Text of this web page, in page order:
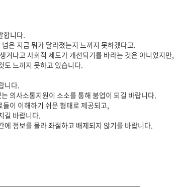
합니다.
은 지금 뭐가 달라졌는지 느끼지 못하겠다고.
겨나고 사회적 제도가 개선되기를 바라는 것은 아니었지만,
도 느끼지 못하고 있습니다.
니다.
의사소통지원이 소소를 통해 붐업이 되길 바랍니다.
이 이해하기 쉬운 형태로 제공되고,
길 바랍니다.
에 정보를 몰라 좌절하고 배제되지 않기를 바랍니다.